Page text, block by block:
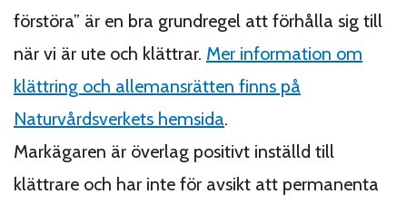
förstöra” är en bra grundregel att förhålla sig till
när vi är ute och klättrar. Mer information om
klättring och allemansrätten finns på
Naturvårdsverkets hemsida.
Markägaren är överlag positivt inställd till
klättrare och har inte för avsikt att permanenta